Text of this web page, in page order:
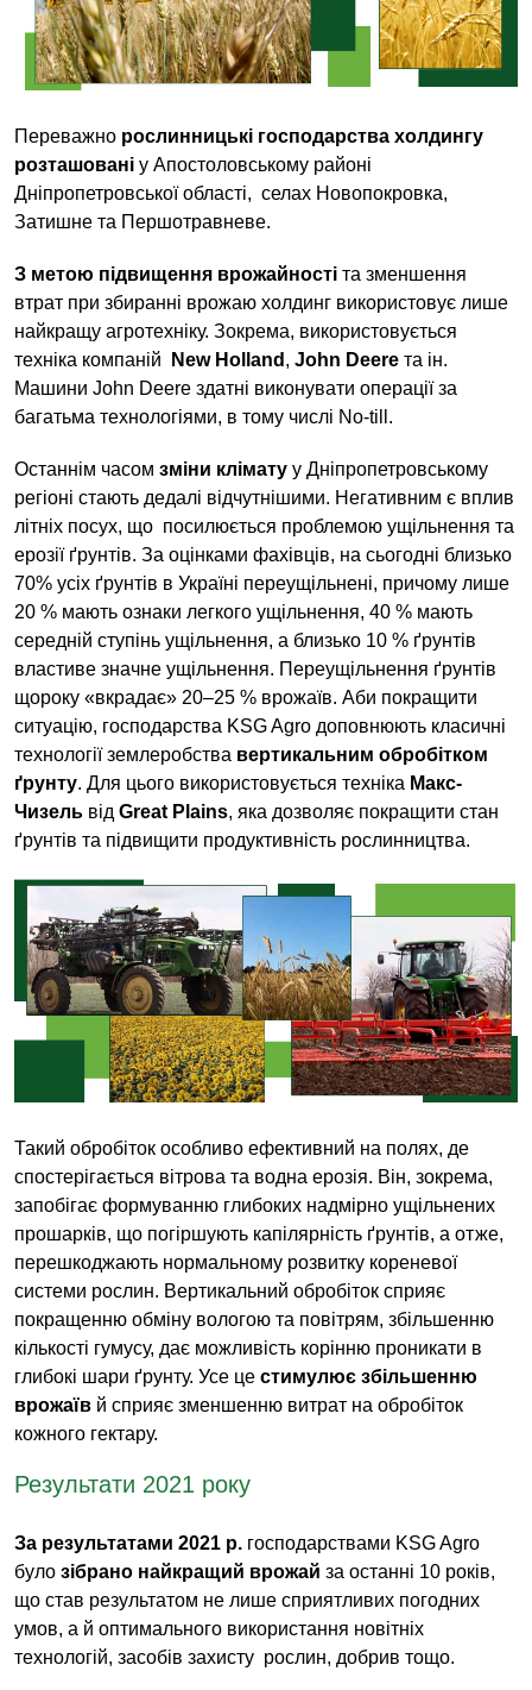
Переважно рослинницькі господарства холдингу
розташовані у Апостоловському районі
Дніпропетровської області, селах Новопокровка,
Затишне та Першотравневе.
З метою підвищення врожайності та зменшення
втрат при збиранні врожаю холдинг використовує лише
найкращу агротехніку. Зокрема, використовується
техніка компаній
New Holland , John Deere та ін.
Машини John Deere здатні виконувати операції за
багатьма технологіями, в тому числі No-till.
Останнім часом зміни клімату у Дніпропетровському
регіоні стають дедалі відчутнішими. Негативним є вплив
літніх посух, що посилюється проблемою ущільнення та
ерозії ґрунтів. За оцінками фахівців, на сьогодні близько
70% усіх ґрунтів в Україні переущільнені, причому лише
20 % мають ознаки легкого ущільнення, 40 % мають
середній ступінь ущільнення, а близько 10 % ґрунтів
властиве значне ущільнення. Переущільнення ґрунтів
щороку «вкрадає» 20–25 % врожаїв. Аби покращити
ситуацію, господарства KSG Agro доповнюють класичні
технології землеробства вертикальним обробітком
ґрунту. Для цього використовується техніка Макс-
Чизель від Great Plains, яка дозволяє покращити стан
ґрунтів та підвищити продуктивність рослинництва.
Такий обробіток особливо ефективний на полях, де
спостерігається вітрова та водна ерозія. Він, зокрема,
запобігає формуванню глибоких надмірно ущільнених
прошарків, що погіршують капілярність ґрунтів, а отже,
перешкоджають нормальному розвитку кореневої
системи рослин. Вертикальний обробіток сприяє
покращенню обміну вологою та повітрям, збільшенню
кількості гумусу, дає можливість корінню проникати в
глибокі шари ґрунту. Усе це стимулює збільшенню
врожаїв й сприяє зменшенню витрат на обробіток
кожного гектару.
Результати 2021 року
За результатами 2021 р. господарствами KSG Agro
було зібрано найкращий врожай за останні 10 років,
що став результатом не лише сприятливих погодних
умов, а й оптимального використання новітніх
технологій, засобів захисту рослин, добрив тощо.